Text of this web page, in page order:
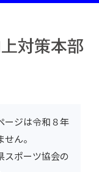
ージは令和８年
ん。
スポーツ協会の